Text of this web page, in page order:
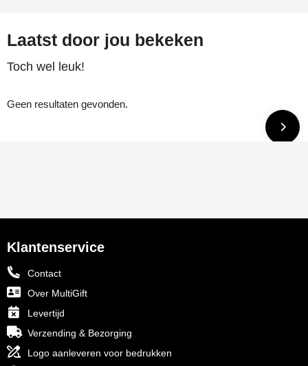
Laatst door jou bekeken
Toch wel leuk!
Geen resultaten gevonden.
Klantenservice
Contact
Over MultiGift
Levertijd
Verzending & Bezorging
Logo aanleveren voor bedrukken